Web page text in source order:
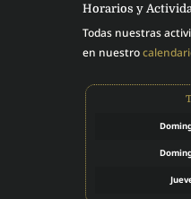
Horarios y
Todas nuestras
en nuestro